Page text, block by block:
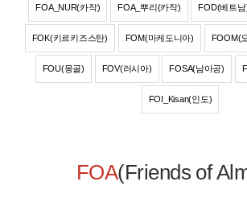
FOA_NUR(카작) FOA_뿌리(카작) FOD(베트남
FOK(키르키즈스탄) FOM(마케도니아) FOOM(
FOU(몽골) FOV(러시아) FOSA(남아공)
FOI_Kisan(인도)
FOA(Friends of